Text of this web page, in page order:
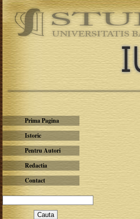
Prima Pagina
Istoric
Pentru Autori
Redactia
Contact